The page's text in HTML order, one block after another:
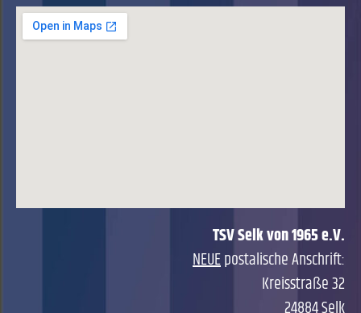
TSV Selk von 1965 e.V.
NEUEpostalische Anschrift:
Kreisstraße 32